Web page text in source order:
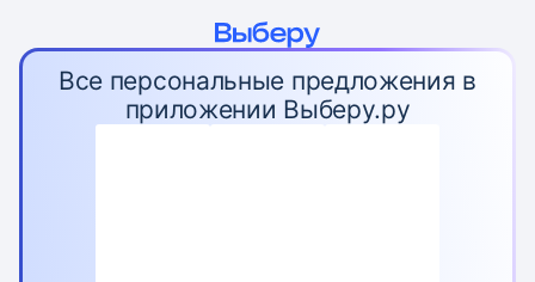
Все персональные предложения в
приложении Выберу.ру